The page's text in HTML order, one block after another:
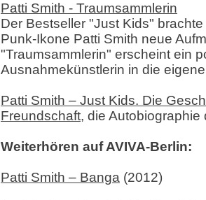
Patti Smith - Traumsammlerin
Der Bestseller "Just Kids"
Punk-Ikone Patti Smith neue
"Traumsammlerin" erscheint ein
Ausnahmekünstlerin in die
Patti Smith – Just Kids. Die
Freundschaft, die Autobiographie
Weiterhören auf AVIVA-Berlin:
Patti Smith – Banga (2012)